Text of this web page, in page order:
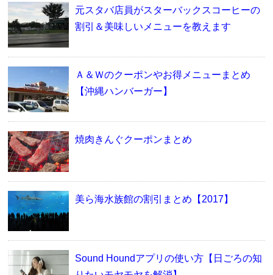
元スタバ店員がスターバックスコーヒーの
割引＆美味しいメニューを教えます
Ａ＆Ｗのクーポンやお得メニューまとめ
【沖縄ハンバーガー】
焼肉きんぐクーポンまとめ
美ら海水族館の割引まとめ【2017】
Sound Houndアプリの使い方【日ごろの知